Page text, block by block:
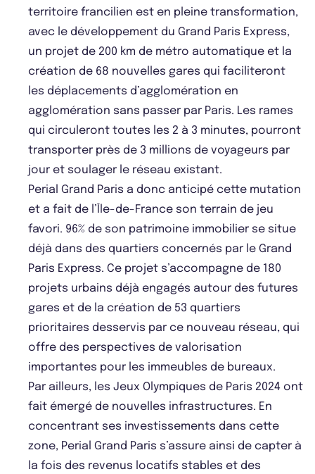
territoire francilien est en pleine transformation,
avec le développement du Grand Paris Express,
un projet de 200 km de métro automatique et la
création de 68 nouvelles gares qui faciliteront
les déplacements d’agglomération en
agglomération sans passer par Paris. Les rames
qui circuleront toutes les 2 à 3 minutes, pourront
transporter près de 3 millions de voyageurs par
jour et soulager le réseau existant.
Perial Grand Paris a donc anticipé cette mutation
et a fait de l’Île-de-France son terrain de jeu
favori. 96% de son patrimoine immobilier se situe
déjà dans des quartiers concernés par le Grand
Paris Express. Ce projet s’accompagne de 180
projets urbains déjà engagés autour des futures
gares et de la création de 53 quartiers
prioritaires desservis par ce nouveau réseau, qui
offre des perspectives de valorisation
importantes pour les immeubles de bureaux.
Par ailleurs, les Jeux Olympiques de Paris 2024 ont
fait émergé de nouvelles infrastructures. En
concentrant ses investissements dans cette
zone, Perial Grand Paris s’assure ainsi de capter à
la fois des revenus locatifs stables et des